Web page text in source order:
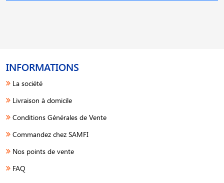
INFORMATIONS
La société
Livraison à domicile
Conditions Générales de Vente
Commandez chez SAMFI
Nos points de vente
FAQ